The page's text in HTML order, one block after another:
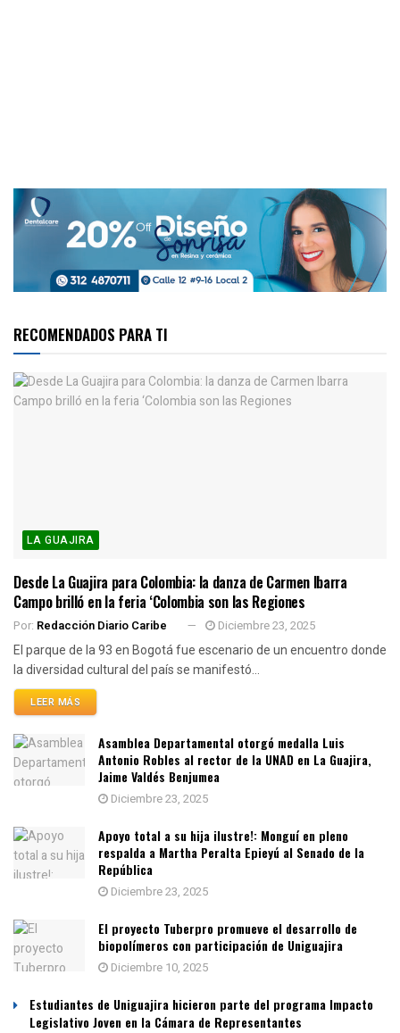
RECOMENDADOS PARA TI
LA GUAJIRA
Desde La Guajira para Colombia: la danza de Carmen Ibarra
Campo brilló en la feria ‘Colombia son las Regiones
Por: Redacción Diario Caribe Diciembre 23, 2025
El parque de la 93 en Bogotá fue escenario de un encuentro donde
la diversidad cultural del país se manifestó...
LEER MÁS
Asamblea Departamental otorgó medalla Luis
Antonio Robles al rector de la UNAD en La Guajira,
Jaime Valdés Benjumea
Diciembre 23, 2025
Apoyo total a su hija ilustre!: Monguí en pleno
respalda a Martha Peralta Epieyú al Senado de la
República
Diciembre 23, 2025
El proyecto Tuberpro promueve el desarrollo de
biopolímeros con participación de Uniguajira
Diciembre 10, 2025
Estudiantes de Uniguajira hicieron parte del programa Impacto
Legislativo Joven en la Cámara de Representantes